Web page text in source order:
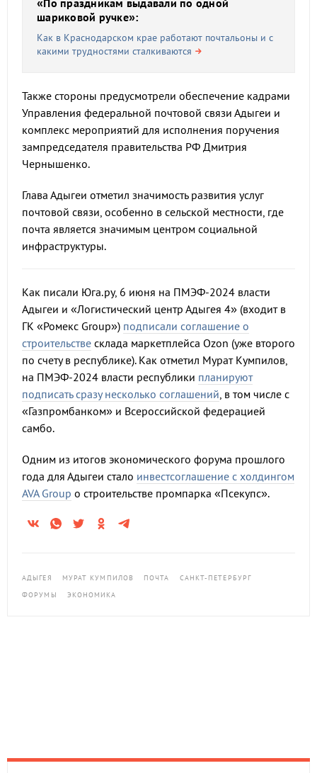
«По праздникам выдавали по одной
шариковой ручке»:
Как в Краснодарском крае работают почтальоны и с
какими трудностями сталкиваются
Также стороны предусмотрели обеспечение кадрами
Управления федеральной почтовой связи Адыгеи и
комплекс мероприятий для исполнения поручения
зампредседателя правительства РФ Дмитрия
Чернышенко.
Глава Адыгеи отметил значимость развития услуг
почтовой связи, особенно в сельской местности, где
почта является значимым центром социальной
инфраструктуры.
Как писали Юга.ру, 6 июня на ПМЭФ-2024 власти
Адыгеи и «Логистический центр Адыгея 4» (входит в
ГК «Ромекс Group») подписали соглашение о
строительстве склада маркетплейса Ozon (уже второго
по счету в республике). Как отметил Мурат Кумпилов,
на ПМЭФ-2024 власти республики планируют
подписать сразу несколько соглашений, в том числе с
«Газпромбанком» и Всероссийской федерацией
самбо.
Одним из итогов экономического форума прошлого
года для Адыгеи стало инвестсоглашение с холдингом
AVA Group о строительстве промпарка «Псекупс».
АДЫГЕЯ МУРАТ КУМПИЛОВ ПОЧТА
САНКТ-ПЕТЕРБУРГ
ФОРУМЫ
ЭКОНОМИКА